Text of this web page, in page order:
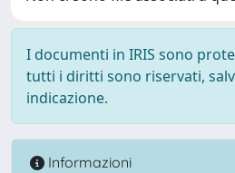
I documenti in IRIS sono
tutti i diritti sono riservati,
indicazione.
Informazioni